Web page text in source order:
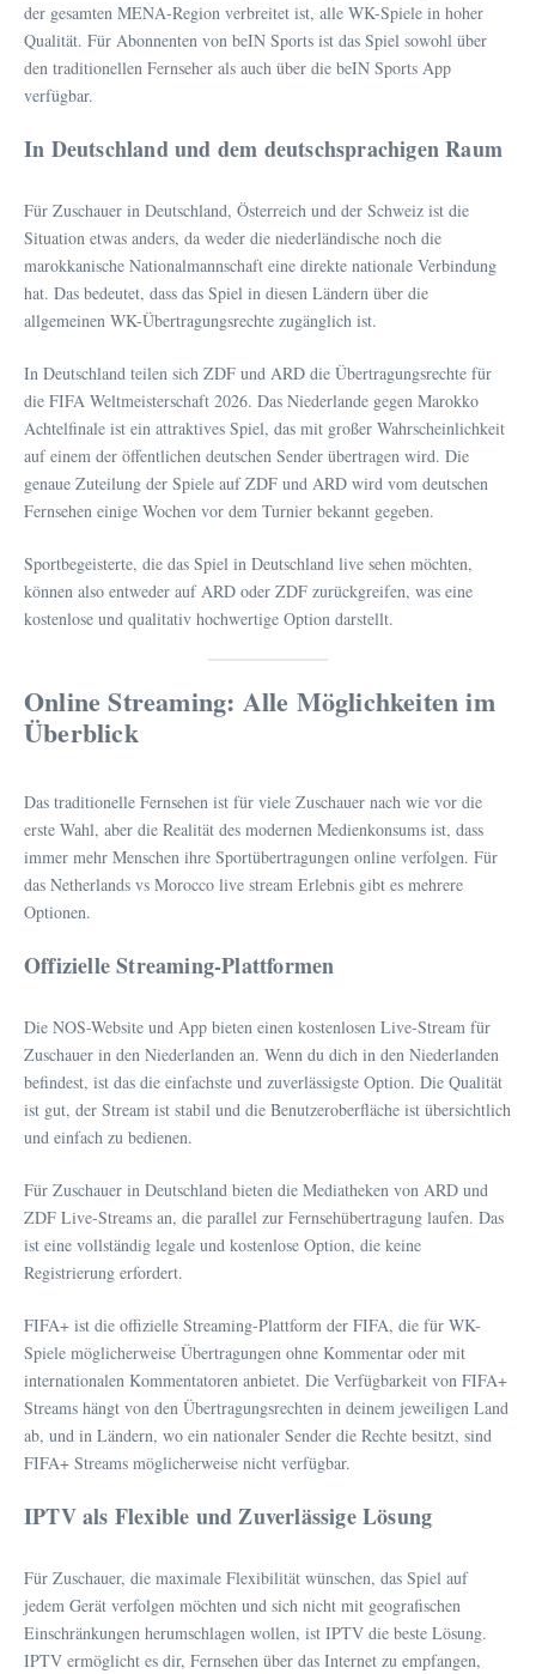
der gesamten MENA-Region verbreitet ist, alle WK-Spiele in hoher
Qualität. Für Abonnenten von beIN Sports ist das Spiel sowohl über
den traditionellen Fernseher als auch über die beIN Sports App
verfügbar.
In Deutschland und dem deutschsprachigen Raum
Für Zuschauer in Deutschland, Österreich und der Schweiz ist die
Situation etwas anders, da weder die niederländische noch die
marokkanische Nationalmannschaft eine direkte nationale Verbindung
hat. Das bedeutet, dass das Spiel in diesen Ländern über die
allgemeinen WK-Übertragungsrechte zugänglich ist.
In Deutschland teilen sich ZDF und ARD die Übertragungsrechte für
die FIFA Weltmeisterschaft 2026. Das Niederlande gegen Marokko
Achtelfinale ist ein attraktives Spiel, das mit großer Wahrscheinlichkeit
auf einem der öffentlichen deutschen Sender übertragen wird. Die
genaue Zuteilung der Spiele auf ZDF und ARD wird vom deutschen
Fernsehen einige Wochen vor dem Turnier bekannt gegeben.
Sportbegeisterte, die das Spiel in Deutschland live sehen möchten,
können also entweder auf ARD oder ZDF zurückgreifen, was eine
kostenlose und qualitativ hochwertige Option darstellt.
Online Streaming: Alle Möglichkeiten im
Überblick
Das traditionelle Fernsehen ist für viele Zuschauer nach wie vor die
erste Wahl, aber die Realität des modernen Medienkonsums ist, dass
immer mehr Menschen ihre Sportübertragungen online verfolgen. Für
das Netherlands vs Morocco live stream Erlebnis gibt es mehrere
Optionen.
Offizielle Streaming-Plattformen
Die NOS-Website und App bieten einen kostenlosen Live-Stream für
Zuschauer in den Niederlanden an. Wenn du dich in den Niederlanden
befindest, ist das die einfachste und zuverlässigste Option. Die Qualität
ist gut, der Stream ist stabil und die Benutzeroberfläche ist übersichtlich
und einfach zu bedienen.
Für Zuschauer in Deutschland bieten die Mediatheken von ARD und
ZDF Live-Streams an, die parallel zur Fernsehübertragung laufen. Das
ist eine vollständig legale und kostenlose Option, die keine
Registrierung erfordert.
FIFA+ ist die offizielle Streaming-Plattform der FIFA, die für WK-
Spiele möglicherweise Übertragungen ohne Kommentar oder mit
internationalen Kommentatoren anbietet. Die Verfügbarkeit von FIFA+
Streams hängt von den Übertragungsrechten in deinem jeweiligen Land
ab, und in Ländern, wo ein nationaler Sender die Rechte besitzt, sind
FIFA+ Streams möglicherweise nicht verfügbar.
IPTV als Flexible und Zuverlässige Lösung
Für Zuschauer, die maximale Flexibilität wünschen, das Spiel auf
jedem Gerät verfolgen möchten und sich nicht mit geografischen
Einschränkungen herumschlagen wollen, ist IPTV die beste Lösung.
IPTV ermöglicht es dir, Fernsehen über das Internet zu empfangen,